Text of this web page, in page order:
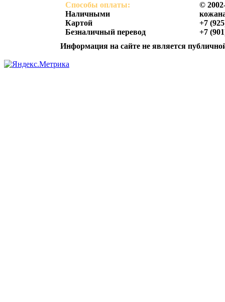
Способы оплаты:
Наличными
Картой
Безналичный перевод
©
+7
+7
Информация на сайте не является